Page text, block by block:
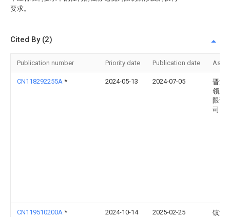
要求。
Cited By (2)
Publication number Priority date Publication date
CN118292255A * 2024-05-13 2024-07-05
晋江
领服
限责
司
CN119510200A * 2024-10-14 2025-02-25
镇江